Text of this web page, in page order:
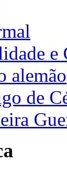
e
alemão
de